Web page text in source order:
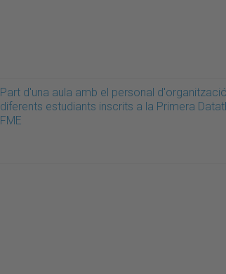
Part d'una aula amb el personal
diferents estudiants inscrits a la Primera
FME